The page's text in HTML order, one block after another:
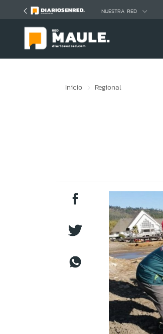
NUESTRA RED
Inicio Regional